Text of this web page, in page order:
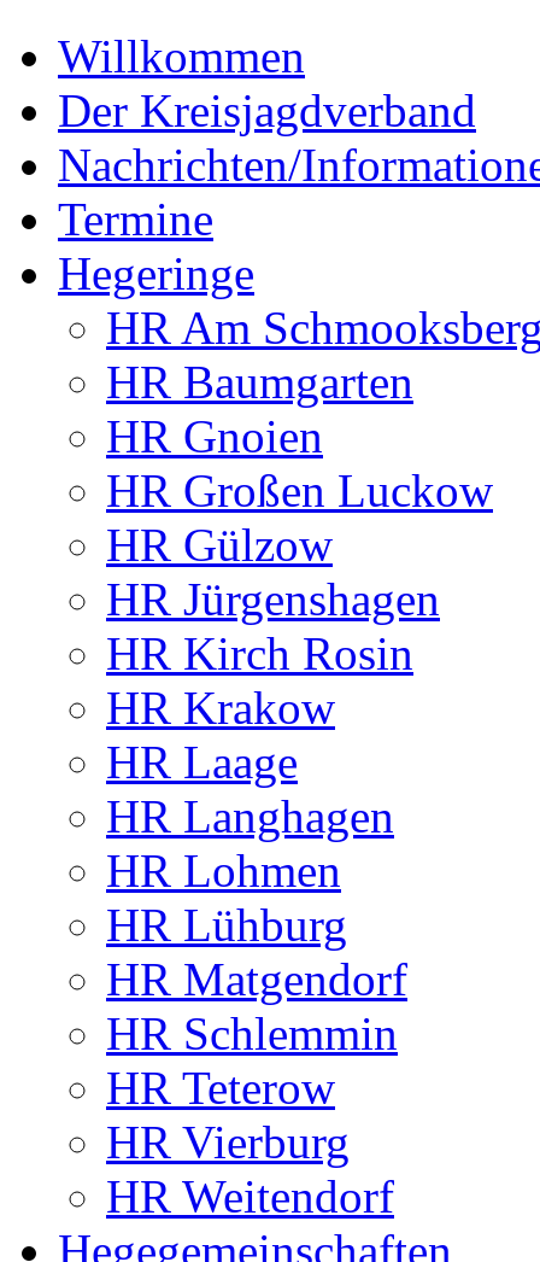
Willkommen
Der Kreisjagdverband
Nachrichten/
Termine
Hegeringe
HR Am
HR Baumgarten
HR Gnoien
HR Großen Luckow
HR Gülzow
HR Jürgenshagen
HR Kirch Rosin
HR Krakow
HR Laage
HR Langhagen
HR Lohmen
HR Lühburg
HR Matgendorf
HR Schlemmin
HR Teterow
HR Vierburg
HR Weitendorf
Hegegemeinschaften